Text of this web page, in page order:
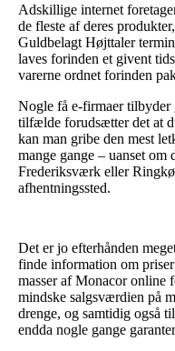
Adskillige internet
de fleste af deres
Guldbelagt Højttaler
laves forinden et givent
varerne ordnet forinden
Nogle få e-firmaer
tilfælde forudsætter det at
kan man gribe den mest
mange gange – uanset
Frederiksværk eller
afhentningssted.
Det er jo efterhånden
finde information om
masser af Monacor online
mindske salgsværdien på
drenge, og samtidig også
endda nogle gange